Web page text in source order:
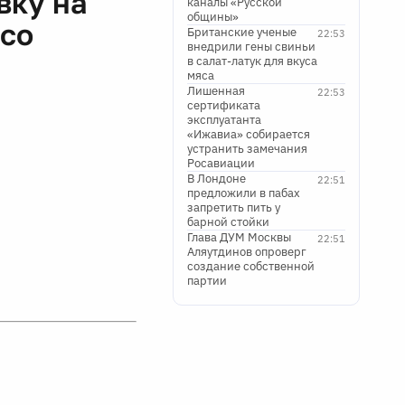
общины»
22:53
Британские ученые
внедрили гены свиньи
в салат-латук для вкуса
мяса
22:53
Лишенная
сертификата
эксплуатанта
«Ижавиа» собирается
устранить замечания
Росавиации
22:51
В Лондоне
предложили в пабах
запретить пить у
барной стойки
22:51
Глава ДУМ Москвы
Аляутдинов опроверг
создание собственной
партии